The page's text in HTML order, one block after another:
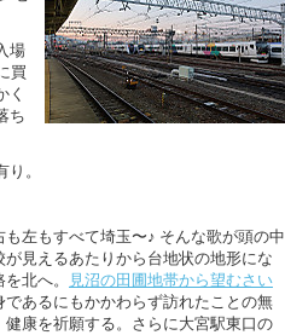
場
買
く
ち
。
左もすべて埼玉〜♪ そんな歌が頭の中
見えるあたりから台地状の地形にな
北へ。
見沼の田圃地帯から望むさい
あるにもかかわらず訪れたことの無
康を祈願する。さらに大宮駅東口の